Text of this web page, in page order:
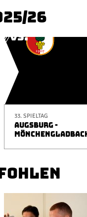
26
33. SPIELTAG
AUGSBURG -